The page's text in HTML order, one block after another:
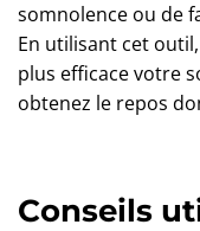
somnolence ou de
En utilisant cet
plus efficace votre
obtenez le repos
Conseils